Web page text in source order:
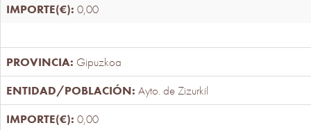
0,00
Gipuzkoa
Ayto. de Zizurkil
0,00